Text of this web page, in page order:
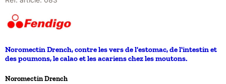
Noromectin Drench, contre les vers de l'estomac, de l'intestin et
des poumons, le calao et les acariens chez les moutons.
Faire un choix pour
Noromectin Drench